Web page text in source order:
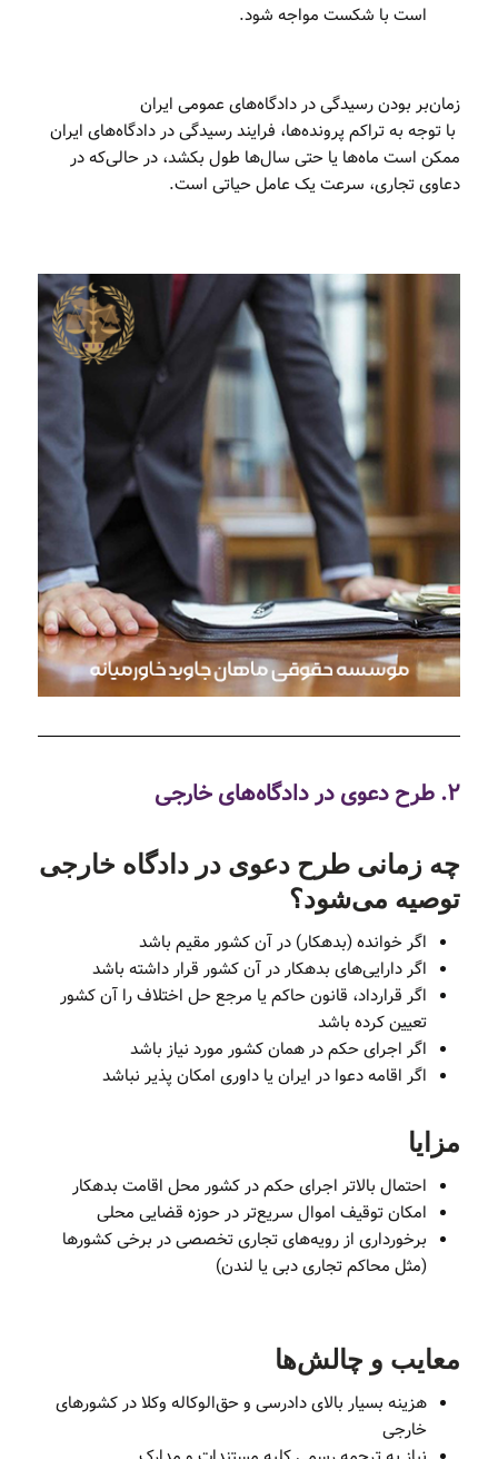
است با شکست مواجه شود.
زمان‌بر بودن رسیدگی در دادگاه‌های عمومی ایران
با توجه به تراکم پرونده‌ها، فرایند رسیدگی در دادگاه‌های ایران
ممکن است ماه‌ها یا حتی سال‌ها طول بکشد، در حالی‌که در
دعاوی تجاری، سرعت یک عامل حیاتی است.
۲. طرح دعوی در دادگاه‌های خارجی
چه زمانی طرح دعوی در دادگاه خارجی
توصیه می‌شود؟
اگر خوانده (بدهکار) در آن کشور مقیم باشد
اگر دارایی‌های بدهکار در آن کشور قرار داشته باشد
اگر قرارداد، قانون حاکم یا مرجع حل اختلاف را آن کشور
تعیین کرده باشد
اگر اجرای حکم در همان کشور مورد نیاز باشد
اگر اقامه دعوا در ایران یا داوری امکان پذیر نباشد
مزایا
احتمال بالاتر اجرای حکم در کشور محل اقامت بدهکار
امکان توقیف اموال سریع‌تر در حوزه قضایی محلی
برخورداری از رویه‌های تجاری تخصصی در برخی کشورها
(مثل محاکم تجاری دبی یا لندن)
معایب و چالش‌ها
هزینه بسیار بالای دادرسی و حق‌الوکاله وکلا در کشورهای
خارجی